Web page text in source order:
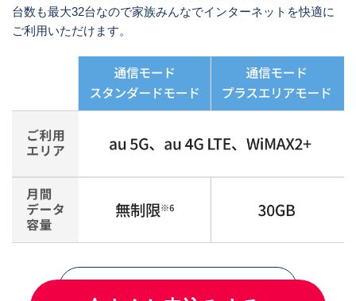
台数も最大32台なので家族みんなでインターネットを快適に
ご利用いただけます。